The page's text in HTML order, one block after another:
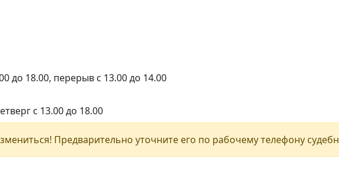
до 18.00, перерыв с 13.00 до 14.00
с 13.00 до 18.00
Предварительно уточните его по рабочему телефону